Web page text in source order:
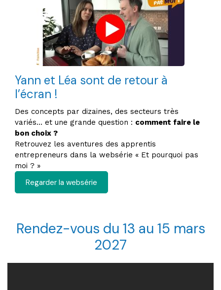
Yann et Léa sont de retour à
l’écran !
Des concepts par dizaines, des secteurs très
variés… et une grande question : comment faire le
bon choix ?
Retrouvez les aventures des apprentis
entrepreneurs dans la websérie « Et pourquoi pas
moi ? »
Regarder la websérie
Rendez-vous du 13 au 15 mars
2027